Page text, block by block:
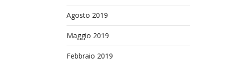
Agosto 2019
Maggio 2019
Febbraio 2019